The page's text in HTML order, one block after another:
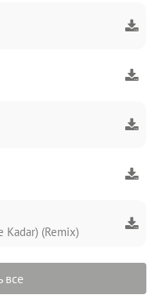
Kadar) (Remix)
все